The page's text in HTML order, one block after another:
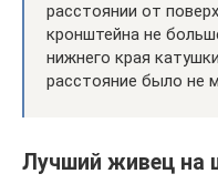
расстоянии от
кронштейна не
нижнего края
расстояние было не
Лучший живец на